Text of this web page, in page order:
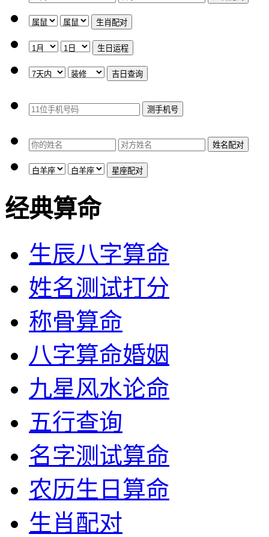
经典算命
生辰八字算命
姓名测试打分
称骨算命
八字算命婚姻
九星风水论命
五行查询
名字测试算命
农历生日算命
生肖配对